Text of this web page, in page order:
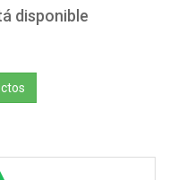
disponible